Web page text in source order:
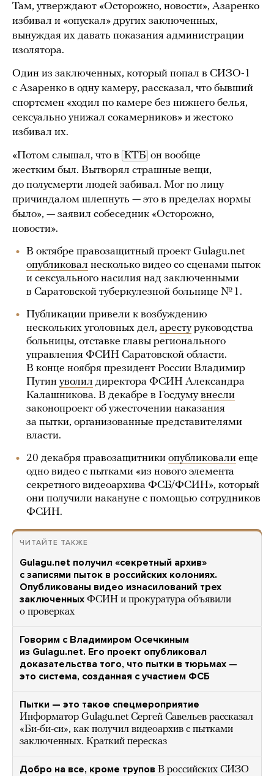
Там, утверждают «Осторожно, новости», Азаренко
избивал и «опускал» других заключенных,
вынуждая их давать показания администрации
изолятора.
Один из заключенных, который попал в СИЗО-1
с Азаренко в одну камеру, рассказал, что бывший
спортсмен «ходил по камере без нижнего белья,
сексуально унижал сокамерников» и жестоко
избивал их.
«Потом слышал, что в КТБ он вообще
жестким был. Вытворял страшные вещи,
до полусмерти людей забивал. Мог по лицу
причиндалом шлепнуть — это в пределах нормы
было», — заявил собеседник «Осторожно,
новости».
В октябре правозащитный проект Gulagu.net
опубликовал несколько видео со сценами пыток
и сексуального насилия над заключенными
в Саратовской туберкулезной больнице № 1.
Публикации привели к возбуждению
нескольких уголовных дел, арестуруководства
больницы, отставке главы регионального
управления ФСИН Саратовской области.
В конце ноября президент России Владимир
Путин уволил директора ФСИН Александра
Калашникова. В декабре в Госдумувнесли
законопроект об ужесточении наказания
за пытки, организованные представителями
власти.
20 декабря правозащитники опубликовали еще
одно видео с пытками «из нового элемента
секретного видеоархива ФСБ/ФСИН», который
они получили накануне с помощью сотрудников
ФСИН.
ЧИТАЙТЕ ТАКЖЕ
Gulagu.net получил «секретный архив»
с записями пыток в российских колониях.
Опубликованы видео изнасилований трех
заключенных ФСИН и прокуратура объявили
о проверках
Говорим с Владимиром Осечкиным
из Gulagu.net. Его проект опубликовал
доказательства того, что пытки в тюрьмах —
это система, созданная с участием ФСБ
Пытки — это такое спецмероприятие
Информатор Gulagu.net Сергей Савельев рассказал
«Би-би-си», как получил видеоархив с пытками
заключенных. Краткий пересказ
Добро на все, кроме трупов В российских СИЗО